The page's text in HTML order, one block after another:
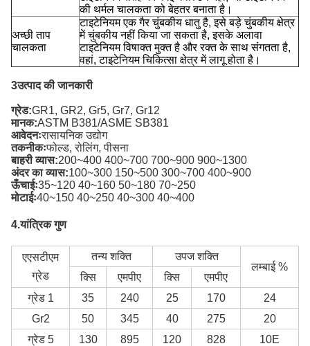
की थर्मल चालकता को बेहतर बनाता है।
अच्छी ताप
चालकता
टाइटेनियम एक गैर चुंबकीय धातु है, इसे बड़े चुंबकीय क्षेत्र
में चुंबकीय नहीं किया जा सकता है, इसके अलावा
टाइटेनियम विषाक्त मुक्त है और रक्त के साथ संगतता है,
वहां, टाइटेनियम चिकित्सा क्षेत्र में लागू होता है।
3उत्पाद की जानकारी
ग्रेड:GR1, GR2, Gr5, Gr7, Gr12
मानक:ASTM B381/ASME SB381
आवेदनःरासायनिक उद्योग
तकनीकःफोल्ड, रोलिंग, पीसना
बाहरी व्यास:200~400 400~700 700~900 900~1300
अंदर का व्यास:100~300 150~500 300~700 400~900
ऊँचाईः35~120 40~160 50~180 70~250
मोटाईः40~150 40~250 40~300 40~400
4.यांत्रिक गुण
एएसटीएम
ग्रेड
तन्य शक्ति
उपज शक्ति
लम्बाई %
क्सि
एमपीए क्सि
एमपीए
ग्रेड 1
35 240 25 170
24
Gr2
50 345 40 275
20
ग्रेड 5
130 895 120 828
10E